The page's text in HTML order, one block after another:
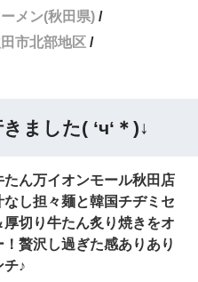
メン(秋田県)
市北部地区
ました( ‘ч‘＊)↓
たん万イオンモール秋田店
なし担々麺と韓国チヂミセ
厚切り牛たん炙り焼きをオ
！贅沢し過ぎた感ありあり
チ♪